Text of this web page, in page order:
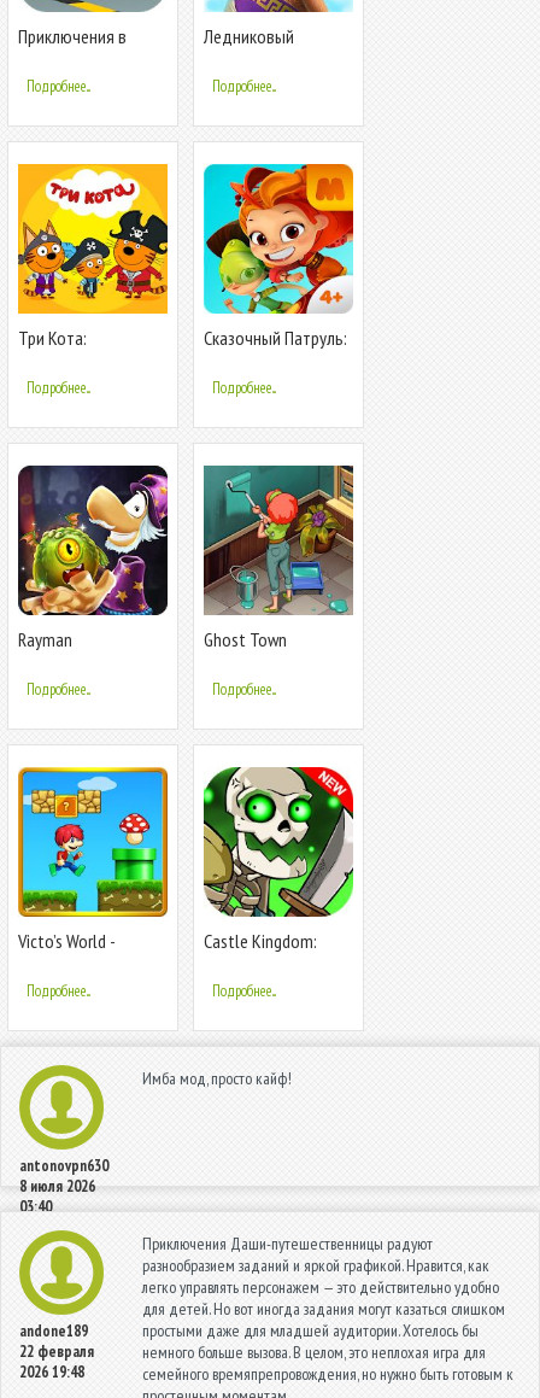
Приключения в
Подробнее...
Ледниковый
Приключения
Подробнее...
Три Кота:
Приключения для
детей
Подробнее...
Сказочный Патруль:
Подробнее...
Rayman
Подробнее...
Ghost Town
Приключения
Подробнее...
Victo’s World -
приключения - супер
мир
Подробнее...
Castle Kingdom:
Game Free
Подробнее...
antonovpn630
8 июля 2026
03:40
Имба мод, просто кайф!
andone189
22 февраля
2026 19:48
Приключения Даши-путешественницы радуют
разнообразием заданий и яркой графикой. Нравится, как
легко управлять персонажем — это действительно удобно
для детей. Но вот иногда задания могут казаться слишком
простыми даже для младшей аудитории. Хотелось бы
немного больше вызова. В целом, это неплохая игра для
семейного времяпрепровождения, но нужно быть готовым к